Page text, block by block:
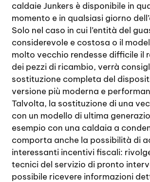
caldaie Junkers è disponibile in
momento e in qualsiasi giorno
Solo nel caso in cui l’entità del
considerevole e costosa o il
molto vecchio rendesse difficile il
dei pezzi di ricambio, verrà
sostituzione completa del
versione più moderna e
Talvolta, la sostituzione di una
con un modello di ultima
esempio con una caldaia a
comporta anche la possibilità di
interessanti incentivi fiscali:
tecnici del servizio di pronto
possibile ricevere informazioni